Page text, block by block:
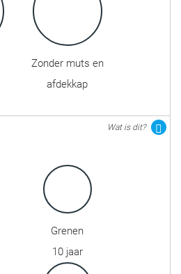
Zonder muts en
afdekkap
Wat is dit?
Grenen
10 jaar